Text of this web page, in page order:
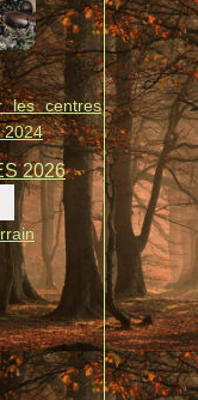
les centres
2024
2026